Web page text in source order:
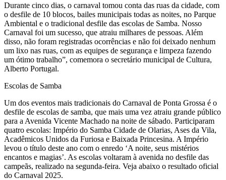
Durante cinco dias, o carnaval tomou conta das ruas da cidade, com
o desfile de 10 blocos, bailes municipais todas as noites, no Parque
Ambiental e o tradicional desfile das escolas de Samba. Nosso
Carnaval foi um sucesso, que atraiu milhares de pessoas. Além
disso, não foram registradas ocorrências e não foi deixado nenhum
um lixo nas ruas, com as equipes de segurança e limpeza fazendo
um ótimo trabalho”, comemora o secretário municipal de Cultura,
Alberto Portugal.
Escolas de Samba
Um dos eventos mais tradicionais do Carnaval de Ponta Grossa é o
desfile de escolas de samba, que mais uma vez atraiu grande público
para a Avenida Vicente Machado na noite de sábado. Participaram
quatro escolas: Império do Samba Cidade de Olarias, Ases da Vila,
Acadêmicos Unidos da Furiosa e Baixada Princesina. A Império
levou o título deste ano com o enredo ‘A noite, seus mistérios
encantos e magias’. As escolas voltaram à avenida no desfile das
campeãs, realizado na segunda-feira. Veja abaixo o resultado oficial
do Carnaval 2025.